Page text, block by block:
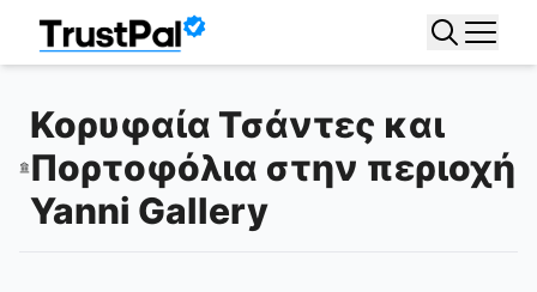
Κορυφαία Τσάντες και
Πορτοφόλια στην περιοχή
Yanni Gallery